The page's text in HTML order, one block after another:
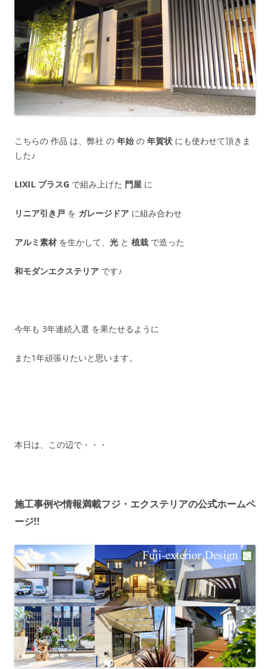
こちらの 作品 は、弊社 の 年始 の 年賀状 にも使わせて頂きま
した♪
LIXIL プラスG で組み上げた 門屋 に
リニア引き戸 を ガレージドア に組み合わせ
アルミ素材 を生かして、 光 と 植栽 で造った
和モダンエクステリア です♪
今年も 3年連続入選 を果たせるように
また1年頑張りたいと思います。
本日は、この辺で・・・
施工事例や情報満載フジ・エクステリアの公式ホームペ
ージ!!